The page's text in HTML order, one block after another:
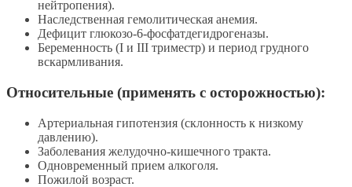
нейтропения).
Наследственная гемолитическая анемия.
Дефицит глюкозо-6-фосфатдегидрогеназы.
Беременность (I и III триместр) и период грудного
вскармливания.
Относительные (применять с осторожностью):
Артериальная гипотензия (склонность к низкому
давлению).
Заболевания желудочно-кишечного тракта.
Одновременный прием алкоголя.
Пожилой возраст.